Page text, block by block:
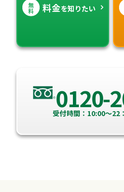
無
料 料金を知りたい
0120-
受付時間：10:00～22